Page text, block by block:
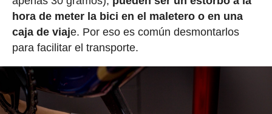
hora de meter la bici en el maletero o en una
caja de viaje. Por eso es común desmontarlos
para facilitar el transporte.